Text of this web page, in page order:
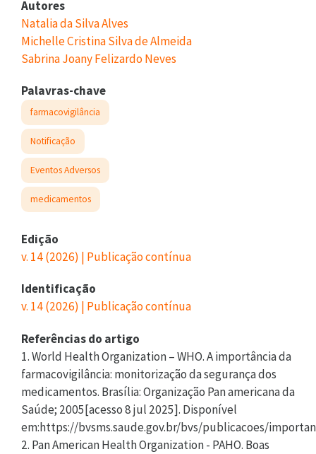
Autores
Natalia da Silva Alves
Michelle Cristina Silva de Almeida
Sabrina Joany Felizardo Neves
Palavras-chave
farmacovigilância
Notificação
Eventos Adversos
medicamentos
Edição
v. 14 (2026) | Publicação contínua
Identificação
v. 14 (2026) | Publicação contínua
Referências do artigo
1. World Health Organization – WHO. A importância da
farmacovigilância: monitorização da segurança dos
medicamentos. Brasília: Organização Pan americana da
Saúde; 2005[acesso 8 jul 2025]. Disponível
em:https://bvsms.saude.gov.br/bvs/publicacoes/
2. Pan American Health Organization - PAHO. Boas